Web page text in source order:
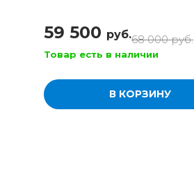
59 500 руб.68 000руб.
Товар есть в наличии
В КОРЗИНУ